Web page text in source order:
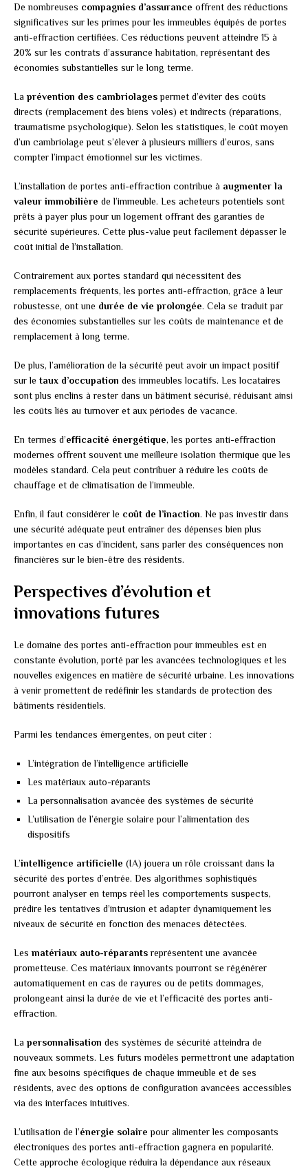
De nombreuses compagnies d’assurance offrent des réductions
significatives sur les primes pour les immeubles équipés de portes
anti-effraction certifiées. Ces réductions peuvent atteindre 15 à
20% sur les contrats d’assurance habitation, représentant des
économies substantielles sur le long terme.
La prévention des cambriolagespermet d’éviter des coûts
directs (remplacement des biens volés) et indirects (réparations,
traumatisme psychologique). Selon les statistiques, le coût moyen
d’un cambriolage peut s’élever à plusieurs milliers d’euros, sans
compter l’impact émotionnel sur les victimes.
L’installation de portes anti-effraction contribue à augmenter la
valeur immobilière de l’immeuble. Les acheteurs potentiels sont
prêts à payer plus pour un logement offrant des garanties de
sécurité supérieures. Cette plus-value peut facilement dépasser le
coût initial de l’installation.
Contrairement aux portes standard qui nécessitent des
remplacements fréquents, les portes anti-effraction, grâce à leur
robustesse, ont une durée de vie prolongée. Cela se traduit par
des économies substantielles sur les coûts de maintenance et de
remplacement à long terme.
De plus, l’amélioration de la sécurité peut avoir un impact positif
sur le taux d’occupation des immeubles locatifs. Les locataires
sont plus enclins à rester dans un bâtiment sécurisé, réduisant ainsi
les coûts liés au turnover et aux périodes de vacance.
En termes d’efficacité énergétique, les portes anti-effraction
modernes offrent souvent une meilleure isolation thermique que les
modèles standard. Cela peut contribuer à réduire les coûts de
chauffage et de climatisation de l’immeuble.
Enfin, il faut considérer le coût de l’inaction. Ne pas investir dans
une sécurité adéquate peut entraîner des dépenses bien plus
importantes en cas d’incident, sans parler des conséquences non
financières sur le bien-être des résidents.
Perspectives d’évolution et
innovations futures
Le domaine des portes anti-effraction pour immeubles est en
constante évolution, porté par les avancées technologiques et les
nouvelles exigences en matière de sécurité urbaine. Les innovations
à venir promettent de redéfinir les standards de protection des
bâtiments résidentiels.
Parmi les tendances émergentes, on peut citer :
L’intégration de l’intelligence artificielle
Les matériaux auto-réparants
La personnalisation avancée des systèmes de sécurité
L’utilisation de l’énergie solaire pour l’alimentation des
dispositifs
L’intelligence artificielle (IA) jouera un rôle croissant dans la
sécurité des portes d’entrée. Des algorithmes sophistiqués
pourront analyser en temps réel les comportements suspects,
prédire les tentatives d’intrusion et adapter dynamiquement les
niveaux de sécurité en fonction des menaces détectées.
Les matériaux auto-réparantsreprésentent une avancée
prometteuse. Ces matériaux innovants pourront se régénérer
automatiquement en cas de rayures ou de petits dommages,
prolongeant ainsi la durée de vie et l’efficacité des portes anti-
effraction.
La personnalisation des systèmes de sécurité atteindra de
nouveaux sommets. Les futurs modèles permettront une adaptation
fine aux besoins spécifiques de chaque immeuble et de ses
résidents, avec des options de configuration avancées accessibles
via des interfaces intuitives.
L’utilisation de l’énergie solaire pour alimenter les composants
électroniques des portes anti-effraction gagnera en popularité.
Cette approche écologique réduira la dépendance aux réseaux